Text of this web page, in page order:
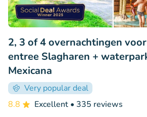
2, 3 of 4 overnachtingen
entree Slagharen +
Mexicana
Very popular deal
8.8
Excellent • 335 reviews